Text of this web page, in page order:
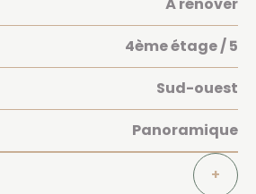
4ème étage / 5
Sud-ouest
Panoramique
+